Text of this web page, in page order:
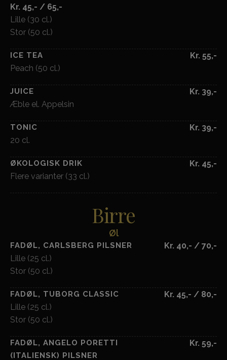
Kr. 45,- / 65,-
Lille (30 cl.)
Stor (50 cl.)
ICE TEA
Kr. 55,-
Peach (50 cl.)
JUICE
Kr. 39,-
Æble el. Appelsin
TONIC
Kr. 39,-
20 cl.
ØKOLOGISK DRIK
Kr. 45,-
Flere varianter (33 cl.)
Birre
Øl
FADØL, CARLSBERG PILSNER
Kr. 40,- / 70,-
Lille (25 cl.)
Stor (50 cl.)
FADØL, TUBORG CLASSIC
Kr. 45,- / 80,-
Lille (25 cl.)
Stor (50 cl.)
FADØL, ANGELO PORETTI
(ITALIENSK) PILSNER
Kr. 59,-